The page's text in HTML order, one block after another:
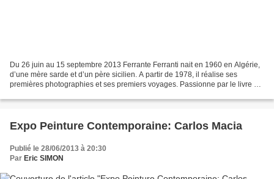
Du 26 juin au 15 septembre 2013 Ferrante Ferranti nait en 1960 en Algérie,
d’une mère sarde et d’un père sicilien. A partir de 1978, il réalise ses
premières photographies et ses premiers voyages. Passionne par le livre de
Expo Peinture Contemporaine: Carlos Macia
Publié le 28/06/2013 à 20:30
Par Eric SIMON